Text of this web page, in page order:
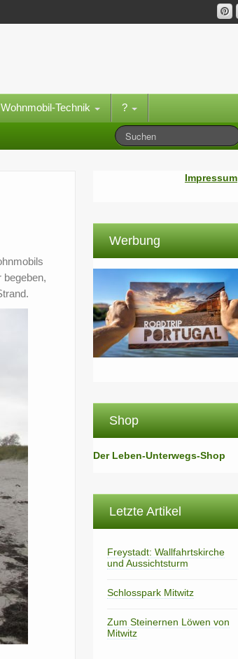
Wohnmobil-Technik ?
begeben,
Impressum
Werbung
Shop
Der Leben-Unterwegs-Shop
Letzte Artikel
Freystadt: Wallfahrtskirche
und Aussichtsturm
Schlosspark Mitwitz
Zum Steinernen Löwen von
Mitwitz